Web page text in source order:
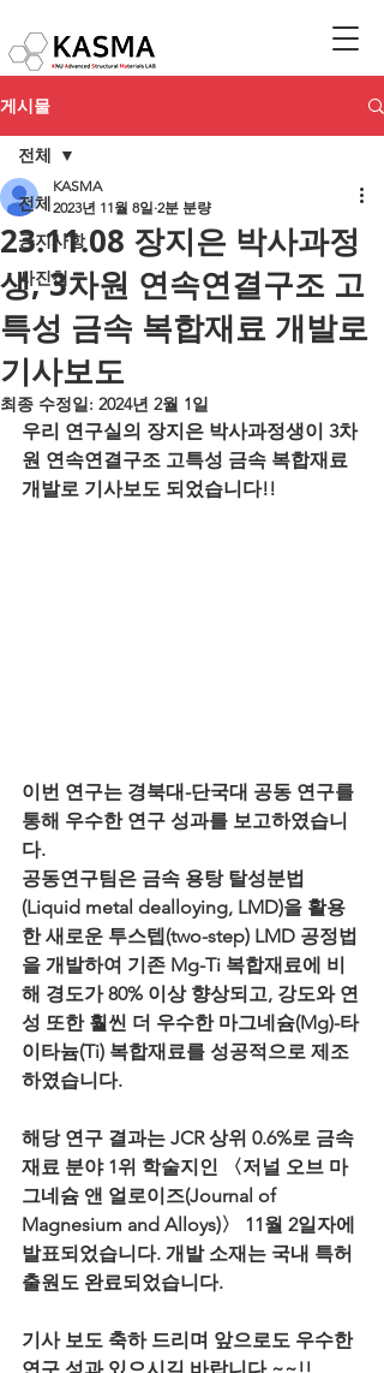
게시물
전체
공지사항
사진첩
전체
23.11.08 장지은 박사과정
생, 3차원 연속연결구조 고
특성 금속 복합재료 개발로
기사보도
KASMA
2023년 11월 8일 2분 분량
최종 수정일: 2024년 2월 1일
우리 연구실의 장지은 박사과정생이 3차
원 연속연결구조 고특성 금속 복합재료
개발로 기사보도 되었습니다!!
이번 연구는 경북대-단국대 공동 연구를
통해 우수한 연구 성과를 보고하였습니
다.
공동연구팀은 금속 용탕 탈성분법
(Liquid metal dealloying, LMD)을 활용
한 새로운 투스텝(two-step) LMD 공정법
을 개발하여 기존 Mg-Ti 복합재료에 비
해 경도가 80% 이상 향상되고, 강도와 연
성 또한 훨씬 더 우수한 마그네슘(Mg)-타
이타늄(Ti) 복합재료를 성공적으로 제조
하였습니다.
해당 연구 결과는 JCR 상위 0.6%로 금속
재료 분야 1위 학술지인 〈저널 오브 마
그네슘 앤 얼로이즈(Journal of
Magnesium and Alloys)〉 11월 2일자에
발표되었습니다. 개발 소재는 국내 특허
출원도 완료되었습니다.
기사 보도 축하 드리며 앞으로도 우수한